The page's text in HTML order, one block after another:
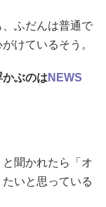
ふだんは普通で
けているそう。
ぶのは NEWS
聞かれたら「オ
いと思っている